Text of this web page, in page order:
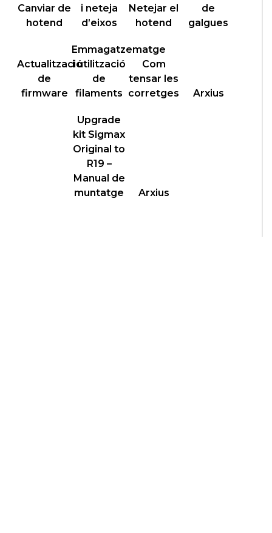
Canviar de
hotend
i neteja
d’eixos
Netejar el
hotend
de
galgues
Actualització
de
firmware
Emmagatzematge
i utilització
de
filaments
Com
tensar les
corretges
Arxius
Upgrade
kit Sigmax
Original to
R19 –
Manual de
muntatge
Arxius